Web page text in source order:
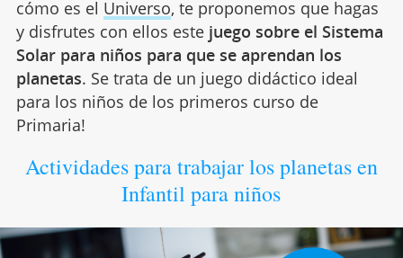
cómo es el Universo, te proponemos que hagas
y disfrutes con ellos este juego sobre el Sistema
Solar para niños para que se aprendan los
planetas. Se trata de un juego didáctico ideal
para los niños de los primeros curso de
Primaria!
Actividades para trabajar los planetas en
Infantil para niños